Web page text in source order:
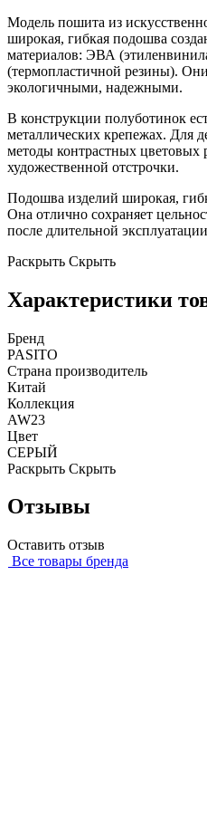
Модель пошита из
широкая, гибкая подошва
материалов: ЭВА
(термопластичной резины).
экологичными, надежными.
В конструкции полуботинок
металлических крепежах. Для
методы контрастных
художественной отстрочки.
Подошва изделий широкая,
Она отлично сохраняет
после длительной
Раскрыть Скрыть
Характеристики
Бренд
PASITO
Страна производитель
Китай
Коллекция
AW23
Цвет
СЕРЫЙ
Раскрыть Скрыть
Отзывы
Оставить отзыв
Все товары бренда